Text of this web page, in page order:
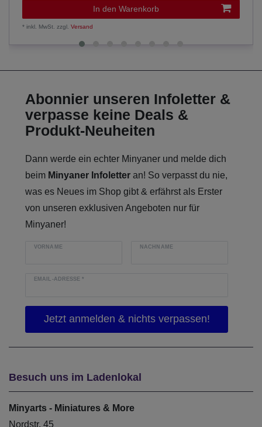
In den Warenkorb
*inkl. MwSt. zzgl.Versand
Abonnier unseren Infoletter &
verpasse keine Deals &
Produkt-Neuheiten
Dann werde ein echter Minyaner und melde dich
beim Minyaner Infoletter an! So verpasst du nie,
was es Neues im Shop gibt & erfährst als Erster
von unseren exklusiven Angeboten nur für
Minyaner!
VORNAME NACHNAME
EMAIL-ADRESSE*
Besuch uns im Ladenlokal
Minyarts - Miniatures & More
Nordstr. 45